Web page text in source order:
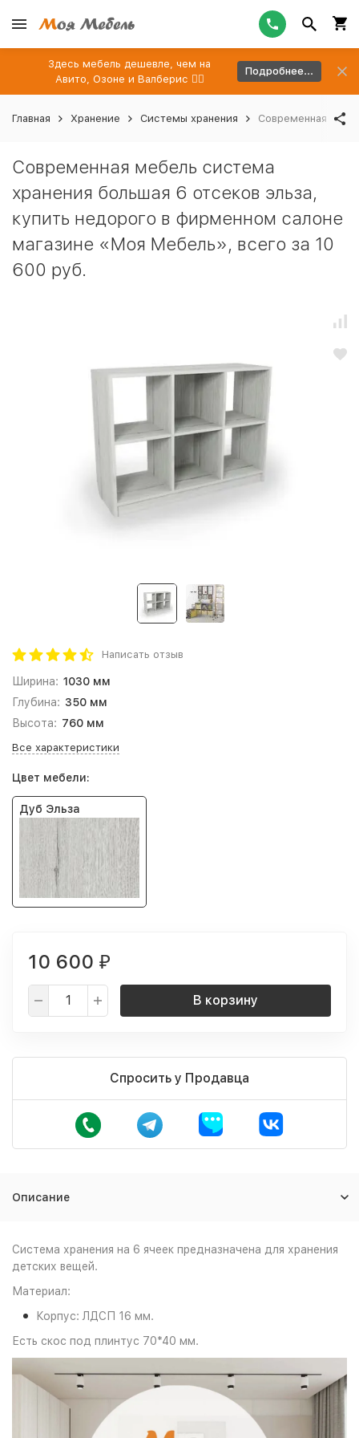
Здесь мебель дешевле, чем на
Авито, Озоне и Валберис 👉🏻
Подробнее...
Главная Хранение Системы хранения Современная
Современная мебель система
хранения большая 6 отсеков эльза,
купить недорого в фирменном салоне
магазине «Моя Мебель», всего за 10
600 руб.
Написать отзыв
Ширина: 1030 мм
Глубина: 350 мм
Высота: 760 мм
Все характеристики
Цвет мебели:
Дуб Эльза
10 600 ₽
В корзину
Спросить у Продавца
Описание
Система хранения на 6 ячеек предназначена для хранения
детских вещей.
Материал:
Корпус: ЛДСП 16 мм.
Есть скос под плинтус 70*40 мм.